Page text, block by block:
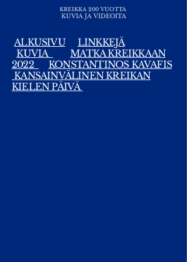
KREIKKA 200 VUOTTA
KUVIA JA VIDEOITA
ALKUSIVU
LINKKEJÄ
KUVIA
MATKA KREIKKAAN
2022
KONSTANTINOS KAVAFIS
KANSAINVÄLINEN KREIKAN
KIELEN PÄIVÄ